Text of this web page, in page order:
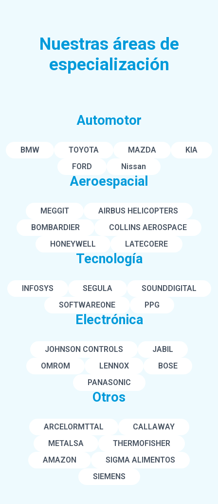
Nuestras áreas de
especialización
Automotor
BMW TOYOTA MAZDA
KIA
FORD
Nissan
Aeroespacial
MEGGIT
AIRBUS HELICOPTERS
BOMBARDIER
COLLINS AEROSPACE
HONEYWELL
LATECOERE
Tecnología
INFOSYS SEGULA
SOUNDDIGITAL
SOFTWAREONE
PPG
Electrónica
JOHNSON CONTROLS
JABIL
OMROM
LENNOX
BOSE
PANASONIC
Otros
ARCELORMTTAL
CALLAWAY
METALSA
THERMOFISHER
AMAZON
SIGMA ALIMENTOS
SIEMENS